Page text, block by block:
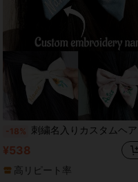
-18% 刺繍名入りカスタムヘアボウ、パーソナライズされたベルベットヘアアクセサリーとクリップ、女性と女の子用、ウェディングと誕生日ギフト、コケット美学
¥538
高リピート率